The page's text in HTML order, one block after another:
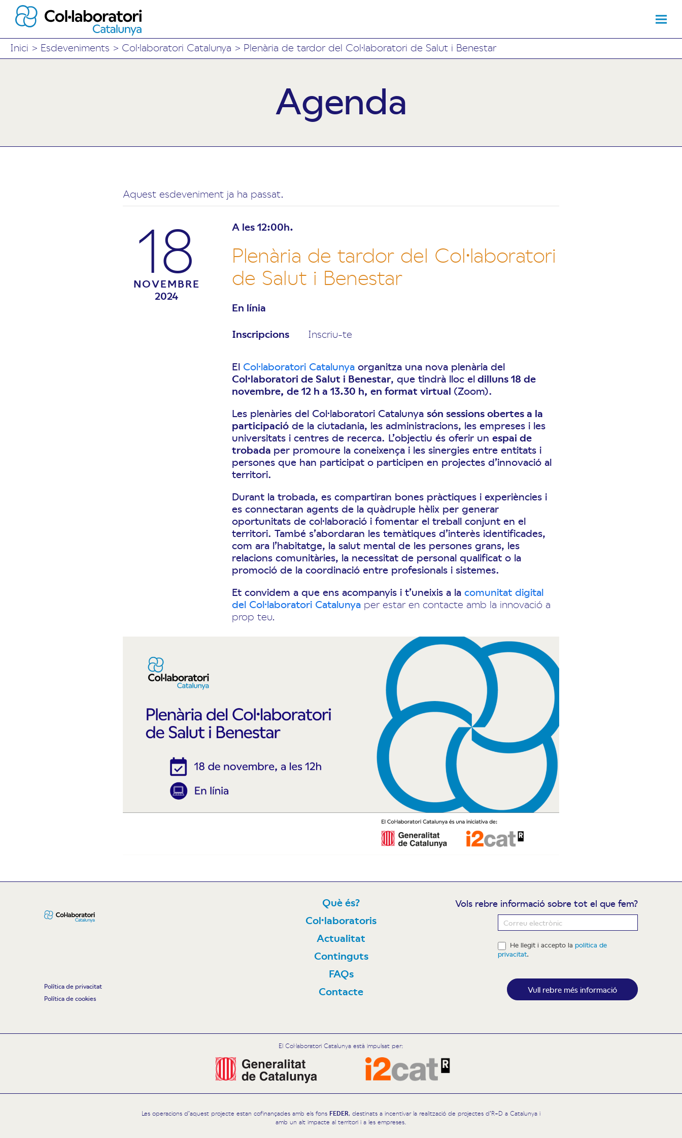
Inici > Esdeveniments > Col·laboratori Catalunya > Plenària de tardor del Col·laboratori de Salut i Benestar
Agenda
Aquest esdeveniment ja ha passat.
18
NOVEMBRE
2024
A les 12:00h.
Plenària de tardor del Col·laboratori
de Salut i Benestar
En línia
Inscripcions
Inscriu-te
El Col·laboratori Catalunya organitza una nova plenària del
Col·laboratori de Salut i Benestar, que tindrà lloc eldilluns 18 de
novembre, de 12 h a 13.30 h, en format virtual (Zoom).
Les plenàries del Col·laboratori Catalunya són sessions obertes a la
participació de la ciutadania, les administracions, les empreses i les
universitats i centres de recerca. L’objectiu és oferir un espai de
trobada per promoure la coneixença i les sinergies entre entitats i
persones que han participat o participen en projectes d’innovació al
territori.
Durant la trobada, es compartiran bones pràctiques i experiències i
es connectaran agents de la quàdruple hèlix per generar
oportunitats de col·laboració i fomentar el treball conjunt en el
territori. També s’abordaran les temàtiques d’interès identificades,
com ara l’habitatge, la salut mental de les persones grans, les
relacions comunitàries, la necessitat de personal qualificat o la
promoció de la coordinació entre profesionals i sistemes.
Et convidem a que ens acompanyis i t’uneixis a la comunitat digital
del Col·laboratori Catalunya per estar en contacte amb la innovació a
prop teu.
Política de privacitat
Política de cookies
Què és?
Col·laboratoris
Actualitat
Continguts
FAQs
Contacte
Vols rebre informació sobre tot el que fem?
He llegit i accepto lapolítica de
privacitat.
Vull rebre més informació
El Col·laboratori Catalunya està impulsat per:
Les operacions d’aquest projecte estan cofinançades amb els fons FEDER, destinats a incentivar la realització de projectes d’R+D a Catalunya i
amb un alt impacte al territori i a les empreses.